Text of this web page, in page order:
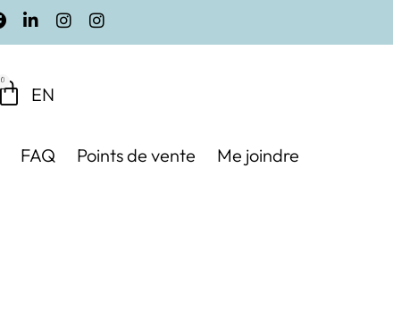
0
EN
FAQ Points de vente Me joindre